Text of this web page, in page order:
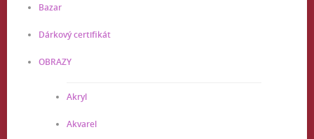
Bazar
Dárkový certifikát
OBRAZY
Akryl
Akvarel